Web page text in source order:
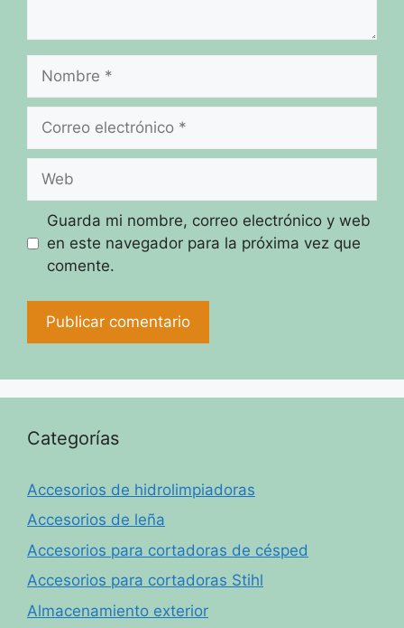
Nombre
Correo
Web
Guarda mi nombre, correo electrónico y web
en este navegador para la próxima vez que
comente.
Categorías
Accesorios de hidrolimpiadoras
Accesorios de leña
Accesorios para cortadoras de césped
Accesorios para cortadoras Stihl
Almacenamiento exterior